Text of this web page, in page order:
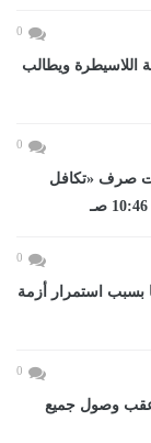
0
ويطالب
0
وآليات صرف «تكافل
0
بسبب استمرار أزمة
0
عقب وصول جميع